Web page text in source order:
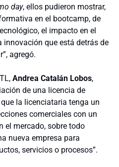
day, ellos pudieron mostrar,
en el bootcamp, de
el impacto en el
innovación que está detrás de
agregó.
Andrea Catalán Lobos,
de una licencia de
la licenciataria tenga un
comerciales con un
el mercado, sobre todo
nueva empresa para
servicios o procesos”.